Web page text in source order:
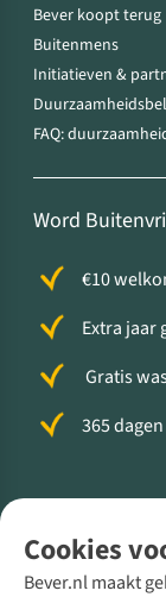
Cookies
Bever.nl maakt
Bever koopt terug
Buitenmens
Initiatieven &
FAQ:
Word
€10
Extra jaar
Gratis
365